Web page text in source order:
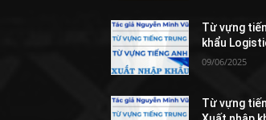
Từ vựng
khẩu
09/06/2025
Từ vựng